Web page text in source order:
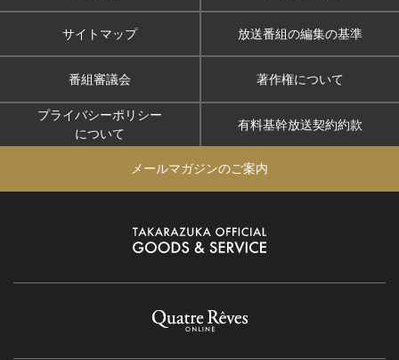
サイトマップ 放送番組の編集の基準
番組審議会 著作権について
プライバシーポリシー
について
有料基幹放送契約約款
メールマガジンのご案内